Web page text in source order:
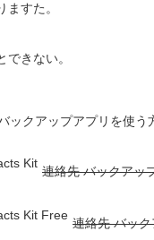
すた。
きない。
クアップアプリを使う
連絡先 バックアッ
連絡先 バッ